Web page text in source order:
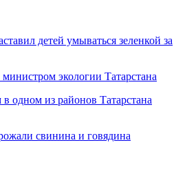
детей умываться зеленкой за
экологии Татарстана
одном из районов Татарстана
свинина и говядина